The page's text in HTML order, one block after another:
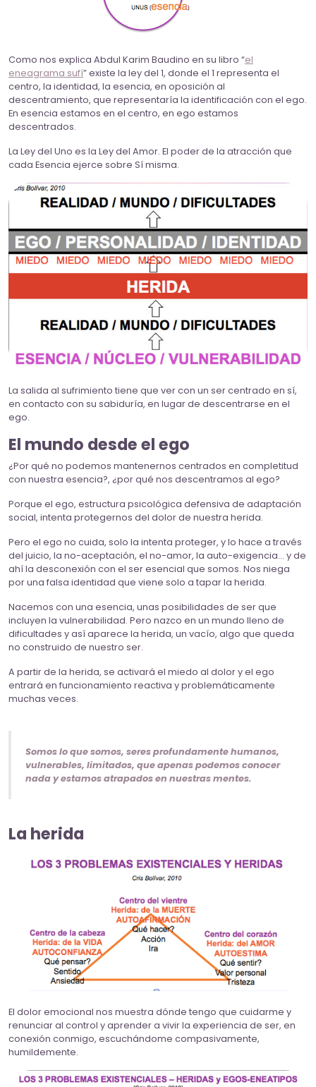
Como nos explica Abdul Karim Baudino en su libro “el
eneagrama sufí” existe la ley del 1, donde el 1 representa el
centro, la identidad, la esencia, en oposición al
descentramiento, que representaría la identificación con el ego.
En esencia estamos en el centro, en ego estamos
descentrados.
La Ley del Uno es la Ley del Amor. El poder de la atracción que
cada Esencia ejerce sobre Sí misma.
La salida al sufrimiento tiene que ver con un ser centrado en sí,
en contacto con su sabiduría, en lugar de descentrarse en el
ego.
El mundo desde el ego
¿Por qué no podemos mantenernos centrados en completitud
con nuestra esencia?, ¿por qué nos descentramos al ego?
Porque el ego, estructura psicológica defensiva de adaptación
social, intenta protegernos del dolor de nuestra herida.
Pero el ego no cuida, solo la intenta proteger, y lo hace a través
del juicio, la no-aceptación, el no-amor, la auto-exigencia… y de
ahí la desconexión con el ser esencial que somos. Nos niega
por una falsa identidad que viene solo a tapar la herida.
Nacemos con una esencia, unas posibilidades de ser que
incluyen la vulnerabilidad. Pero nazco en un mundo lleno de
dificultades y así aparece la herida, un vacío, algo que queda
no construido de nuestro ser.
A partir de la herida, se activará el miedo al dolor y el ego
entrará en funcionamiento reactiva y problemáticamente
muchas veces.
Somos lo que somos, seres profundamente humanos,
vulnerables, limitados, que apenas podemos conocer
nada y estamos atrapados en nuestras mentes.
La herida
El dolor emocional nos muestra dónde tengo que cuidarme y
renunciar al control y aprender a vivir la experiencia de ser, en
conexión conmigo, escuchándome compasivamente,
humildemente.